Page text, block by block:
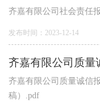
齐嘉有限公司社会责任
发布时间：2023-12-14
齐嘉有限公司质量
齐嘉有限公司质量诚信
稿）.pdf